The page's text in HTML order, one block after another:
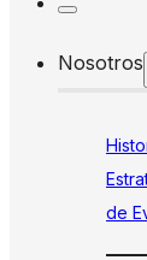
Nosotros
de